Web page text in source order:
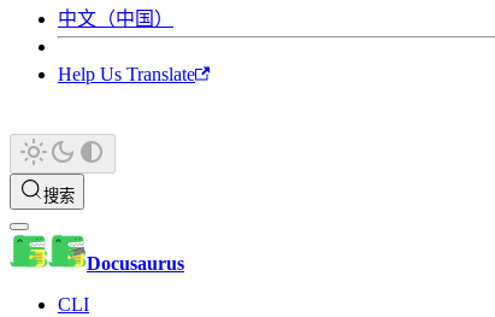
中文（中国）
Help Us Translate
搜索
Docusaurus
CLI